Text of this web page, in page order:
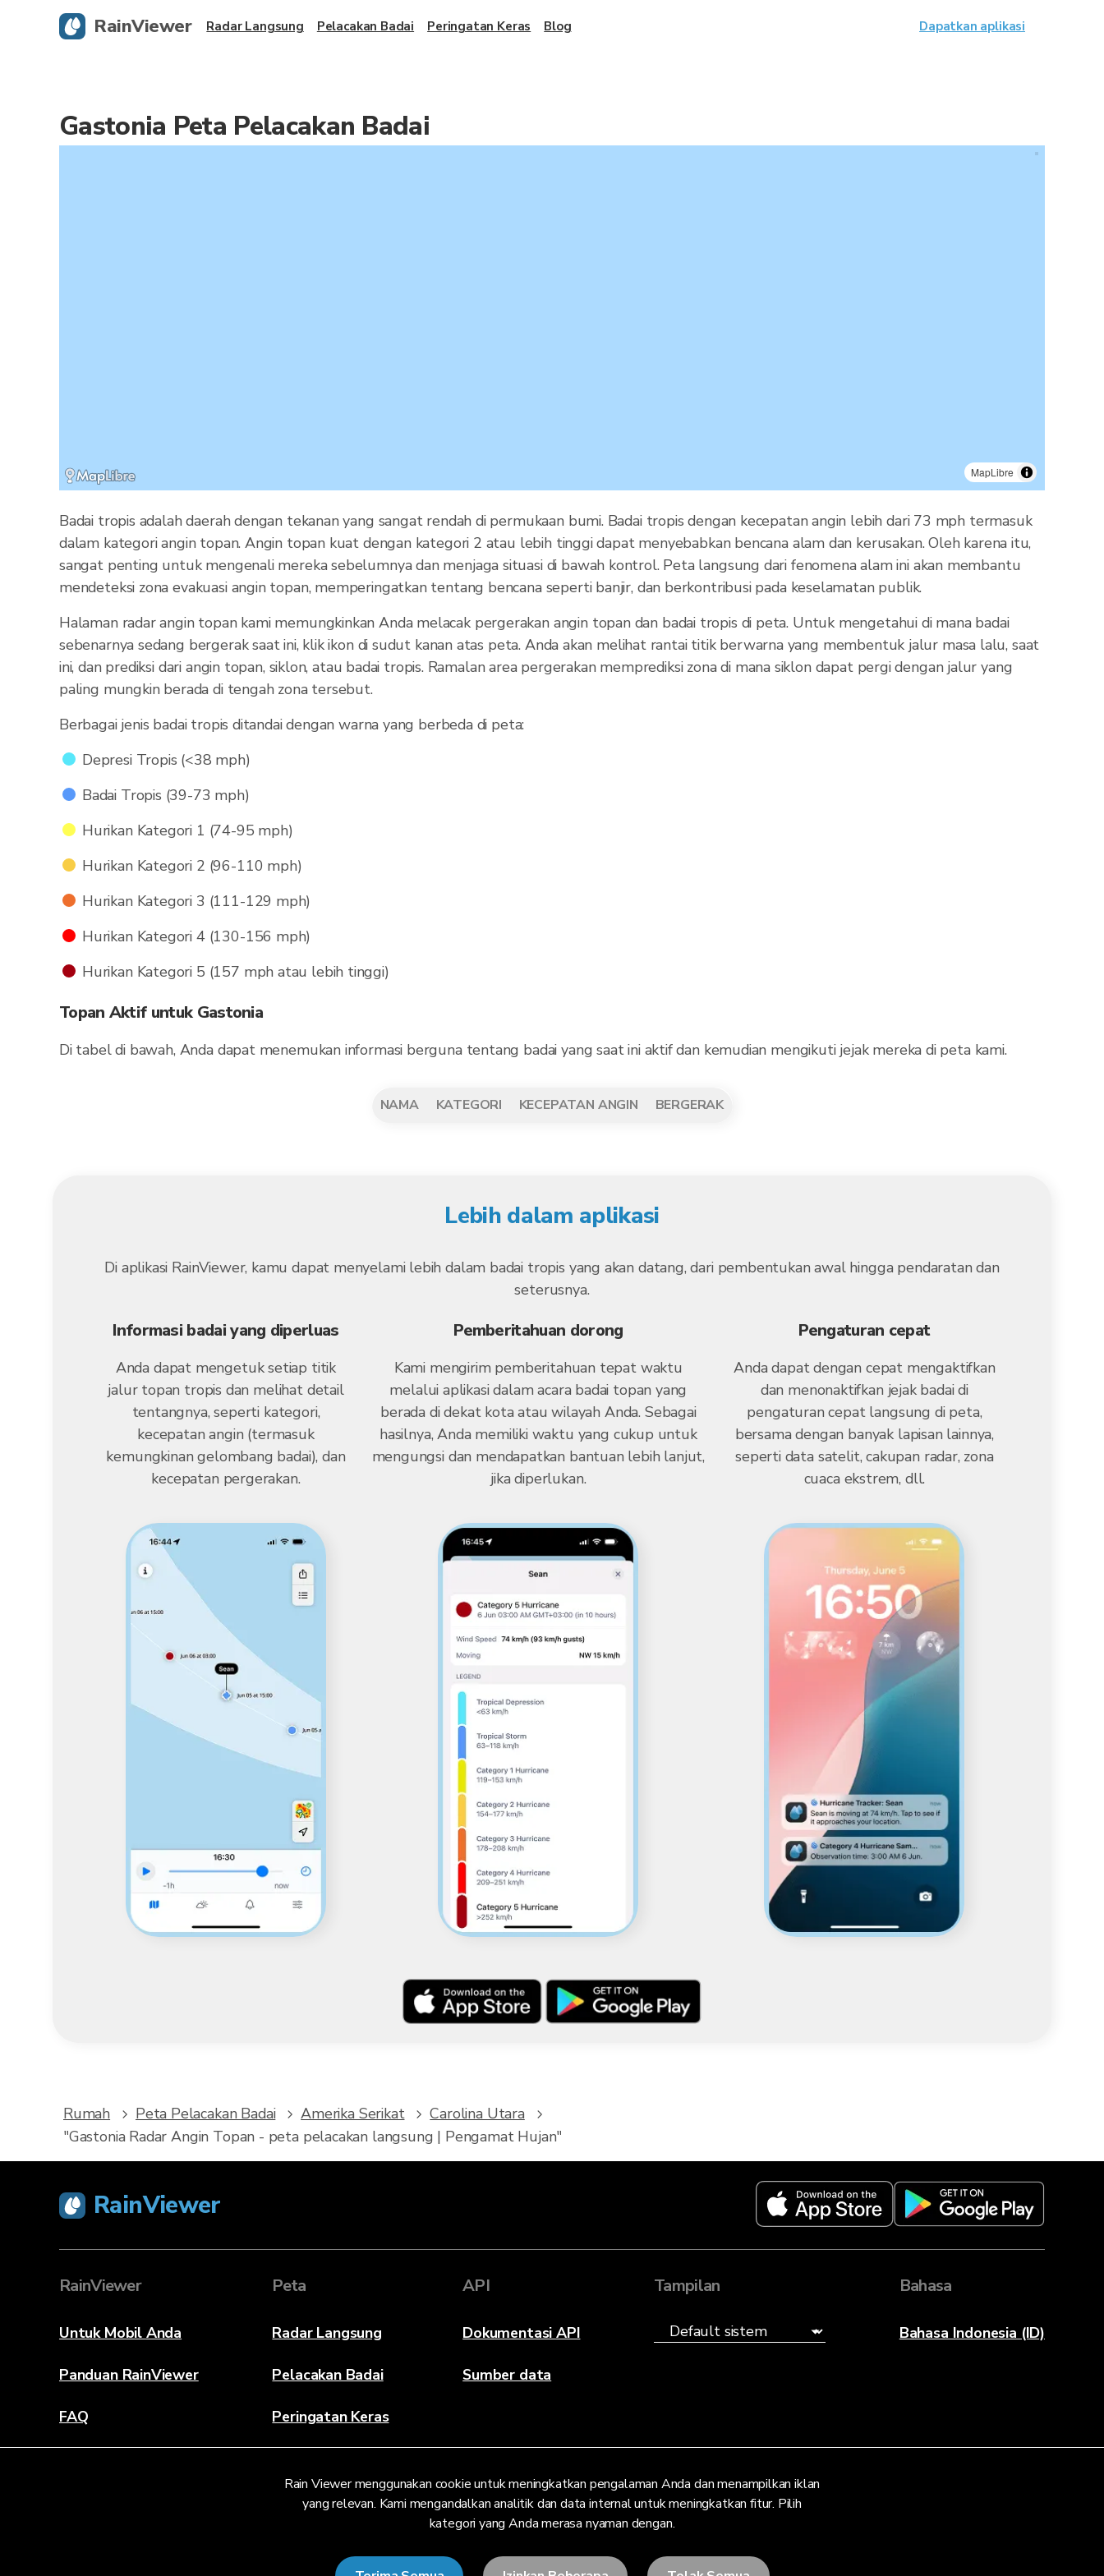
Gastonia Peta Pelacakan Badai
MapLibre
Badai tropis adalah daerah dengan tekanan yang sangat rendah di permukaan bumi. Badai tropis dengan kecepatan angin lebih dari 73 mph termasuk
dalam kategori angin topan. Angin topan kuat dengan kategori 2 atau lebih tinggi dapat menyebabkan bencana alam dan kerusakan. Oleh karena itu,
sangat penting untuk mengenali mereka sebelumnya dan menjaga situasi di bawah kontrol. Peta langsung dari fenomena alam ini akan membantu
mendeteksi zona evakuasi angin topan, memperingatkan tentang bencana seperti banjir, dan berkontribusi pada keselamatan publik.
Halaman radar angin topan kami memungkinkan Anda melacak pergerakan angin topan dan badai tropis di peta. Untuk mengetahui di mana badai
sebenarnya sedang bergerak saat ini, klik ikon di sudut kanan atas peta. Anda akan melihat rantai titik berwarna yang membentuk jalur masa lalu, saat
ini, dan prediksi dari angin topan, siklon, atau badai tropis. Ramalan area pergerakan memprediksi zona di mana siklon dapat pergi dengan jalur yang
paling mungkin berada di tengah zona tersebut.
Berbagai jenis badai tropis ditandai dengan warna yang berbeda di peta:
Depresi Tropis (<38 mph)
Badai Tropis (39-73 mph)
Hurikan Kategori 1 (74-95 mph)
Hurikan Kategori 2 (96-110 mph)
Hurikan Kategori 3 (111-129 mph)
Hurikan Kategori 4 (130-156 mph)
Hurikan Kategori 5 (157 mph atau lebih tinggi)
Topan Aktif untuk Gastonia
Di tabel di bawah, Anda dapat menemukan informasi berguna tentang badai yang saat ini aktif dan kemudian mengikuti jejak mereka di peta kami.
NAMA KATEGORI KECEPATAN ANGIN BERGERAK
Lebih dalam aplikasi
Di aplikasi RainViewer, kamu dapat menyelami lebih dalam badai tropis yang akan datang, dari pembentukan awal hingga pendaratan dan
seterusnya.
Informasi badai yang diperluas
Anda dapat mengetuk setiap titik
jalur topan tropis dan melihat detail
tentangnya, seperti kategori,
kecepatan angin (termasuk
kemungkinan gelombang badai), dan
kecepatan pergerakan.
Pemberitahuan dorong
Kami mengirim pemberitahuan tepat waktu
melalui aplikasi dalam acara badai topan yang
berada di dekat kota atau wilayah Anda. Sebagai
hasilnya, Anda memiliki waktu yang cukup untuk
mengungsi dan mendapatkan bantuan lebih lanjut,
jika diperlukan.
Pengaturan cepat
Anda dapat dengan cepat mengaktifkan
dan menonaktifkan jejak badai di
pengaturan cepat langsung di peta,
bersama dengan banyak lapisan lainnya,
seperti data satelit, cakupan radar, zona
cuaca ekstrem, dll.
Rain Viewer menggunakan cookie untuk meningkatkan pengalaman Anda dan menampilkan iklan
yang relevan. Kami mengandalkan analitik dan data internal untuk meningkatkan fitur. Pilih
kategori yang Anda merasa nyaman dengan.
Rumah Peta Pelacakan Badai Amerika Serikat
Carolina Utara
"Gastonia Radar Angin Topan - peta pelacakan langsung | Pengamat Hujan"
RainViewer
RainViewer
Untuk Mobil Anda
Panduan RainViewer
FAQ
Peta
Radar Langsung
Pelacakan Badai
Peringatan Keras
API
Dokumentasi API
Sumber data
Tampilan Bahasa
Bahasa Indonesia (ID)
RainViewer Radar Langsung Pelacakan Badai Peringatan Keras Blog Dapatkan aplikasi